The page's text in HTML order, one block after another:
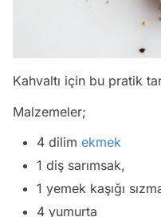
Kahvaltı için bu pratik
Malzemeler;
4 dilim ekmek
1 diş sarımsak,
1 yemek kaşığı
4 yumurta